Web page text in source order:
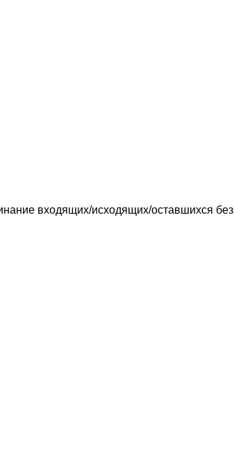
входящих/исходящих/оставшихся без